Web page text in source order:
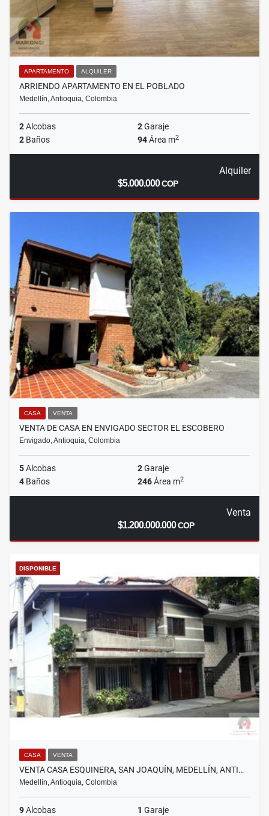
APARTAMENTO ALQUILER
ARRIENDO APARTAMENTO EN EL POBLADO
Medellín, Antioquia, Colombia
2Alcobas 2Garaje
2 Baños 94Área m2
Alquiler
$5.000.000COP
CASA VENTA
VENTA DE CASA EN ENVIGADO SECTOR EL ESCOBERO
Envigado, Antioquia, Colombia
5Alcobas 2Garaje
4 Baños 246Área m2
Venta
$1.200.000.000COP
DISPONIBLE
CASA VENTA
VENTA CASA ESQUINERA, SAN JOAQUÍN, MEDELLÍN, ANTI…
Medellín, Antioquia, Colombia
9Alcobas 1 Garaje